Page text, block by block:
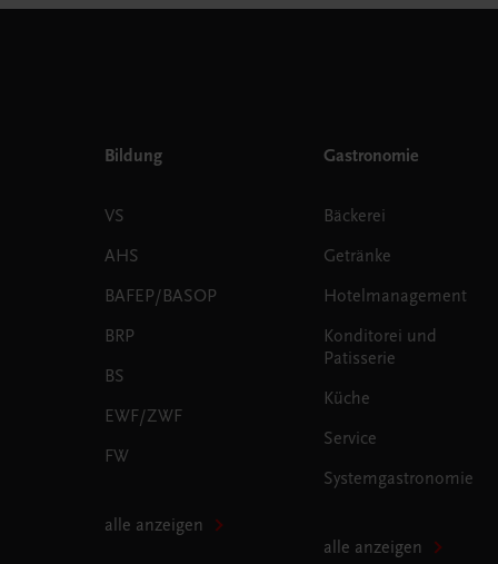
Bildung
VS
AHS
BAFEP/BASOP
BRP
BS
EWF/ZWF
FW
alle anzeigen
Gastronomie
Bäckerei
Getränke
Hotelmanagement
Konditorei und
Patisserie
Küche
Service
Systemgastronomie
alle anzeigen